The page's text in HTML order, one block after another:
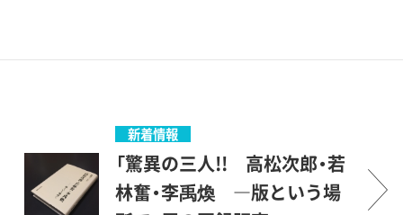
ネルをYoutubeで見る展覧会
名：ミュージアム コレクショ
ンⅠ「驚異の三人!! 高松次
が、その決定直前まで制作を
していた図録は完成していま
す。全出品作の図版を収録し
新着情報
「驚異の三人!! 高松次郎・若
林奮・李禹煥 ―版という場